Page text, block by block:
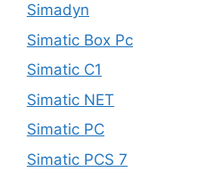
Simadyn
Simatic Box Pc
Simatic C1
Simatic NET
Simatic PC
Simatic PCS 7